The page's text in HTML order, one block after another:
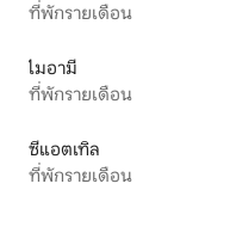
ที่พักรายเดือน
ไมอามี
ที่พักรายเดือน
ซีแอตเทิล
ที่พักรายเดือน